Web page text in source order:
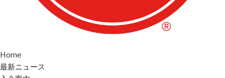
Home
最新ニュース